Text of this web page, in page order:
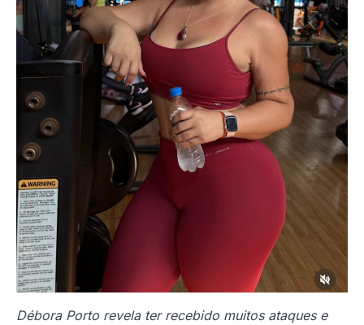
Débora Porto revela ter recebido muitos ataques e